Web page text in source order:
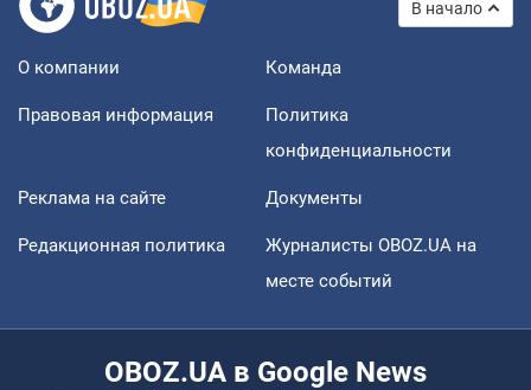
В начало
О компании Команда
Правовая информация
Политика
конфиденциальности
Реклама на сайте Документы
Редакционная политика
Журналисты OBOZ.UA на
месте событий
OBOZ.UA в Google News